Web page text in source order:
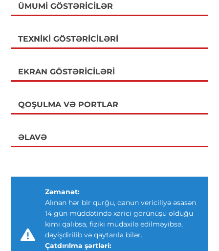
ÜMUMI GÖSTƏRICILƏR
TEXNIKI GÖSTƏRICILƏRI
EKRAN GÖSTƏRICILƏRI
QOŞULMA VƏ PORTLAR
ƏLAVƏ
Zəmanət:
Alınan hər bir qurğu, qanun vericiliyə əsasən
14 gün müddətində xarici görünüşü olduğu
kimi qalıbsa, fiziki müdaxilə edilməyibsə,
dəyişdirilib və qaytarıla bilər.
Çatdırılma şərtləri: